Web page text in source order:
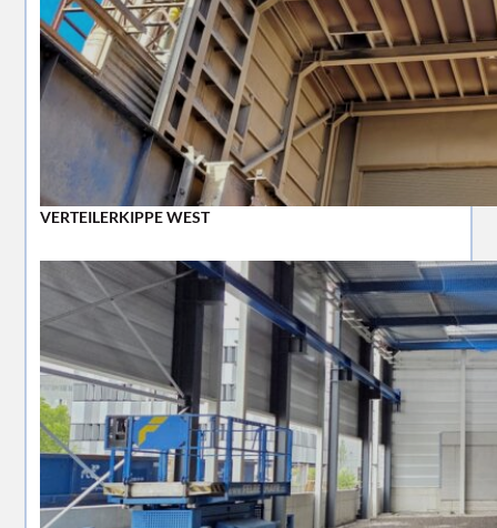
VERTEILERKIPPE WEST